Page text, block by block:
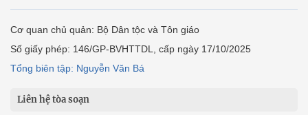
Cơ quan chủ quản: Bộ Dân tộc và Tôn giáo
Số giấy phép: 146/GP-BVHTTDL, cấp ngày 17/10/2025
Tổng biên tập: Nguyễn Văn Bá
Liên hệ tòa soạn